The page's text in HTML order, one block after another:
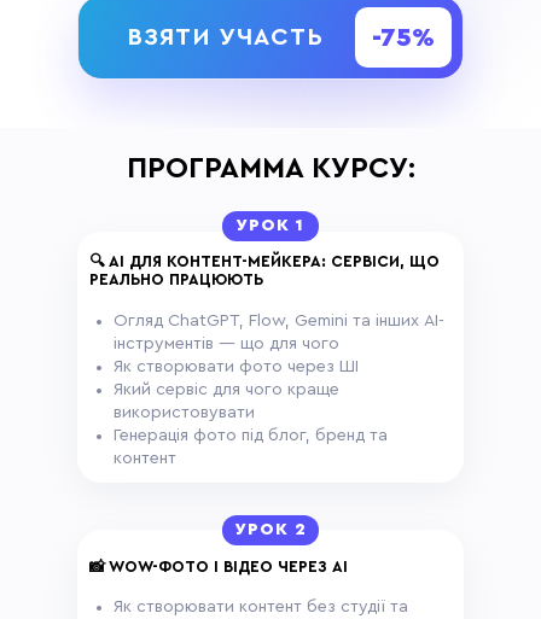
ВЗЯТИ УЧАСТЬ -75%
📸 WOW-ФОТО І ВІДЕО ЧЕРЕЗ AI
Як створювати контент без студії та
ПРОГРАММА КУРСУ:
Огляд ChatGPT, Flow, Gemini та інших AI-
інструментів — що для чого
Як створювати фото через ШІ
Який сервіс для чого краще
використовувати
Генерація фото під блог, бренд та
контент
УРОК 2
УРОК 1
🔍 AI ДЛЯ КОНТЕНТ-МЕЙКЕРА: СЕРВІСИ, ЩО
РЕАЛЬНО ПРАЦЮЮТЬ